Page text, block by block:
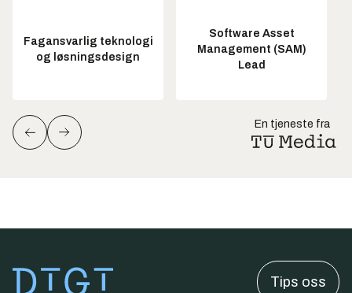
Fagansvarlig teknologi
og løsningsdesign
Software Asset
Management (SAM)
Lead
En tjeneste fra
Tips oss